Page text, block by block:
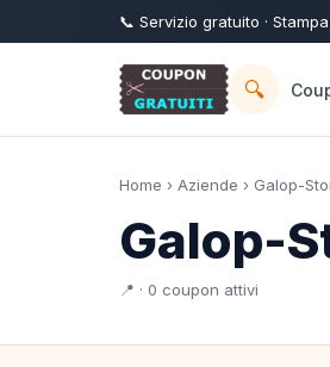
📞 Servizio gratuito ·
🔍
Home › Aziende › Galop-
Galop-
📍 · 0 coupon attivi